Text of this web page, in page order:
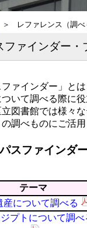
＞ レファレンス（調
ファインダー・
ファインダー」と
いて調べる際に
図書館では様々な
調べものにご活
パスファインダ
テーマ
産について調べる
プトについて調べ